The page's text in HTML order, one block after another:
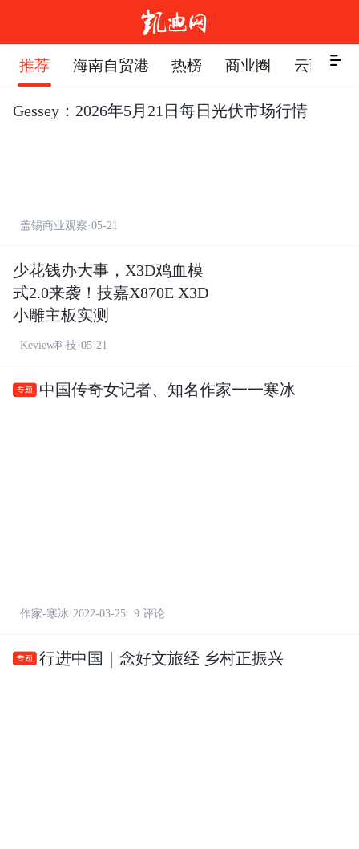


推荐 海南自贸港 热榜 商业圈 云商会
Gessey：2026年5月21日每日光伏市场行情
盖锡商业观察·05-21
少花钱办大事，X3D鸡血模
式2.0来袭！技嘉X870E X3D
小雕主板实测
Keview科技·05-21
 中国传奇女记者、知名作家一一寒冰
作家-寒冰·2022-03-25 9 评论
 行进中国｜念好文旅经 乡村正振兴